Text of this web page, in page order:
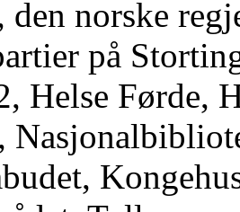
den norske
på
Helse Førde,